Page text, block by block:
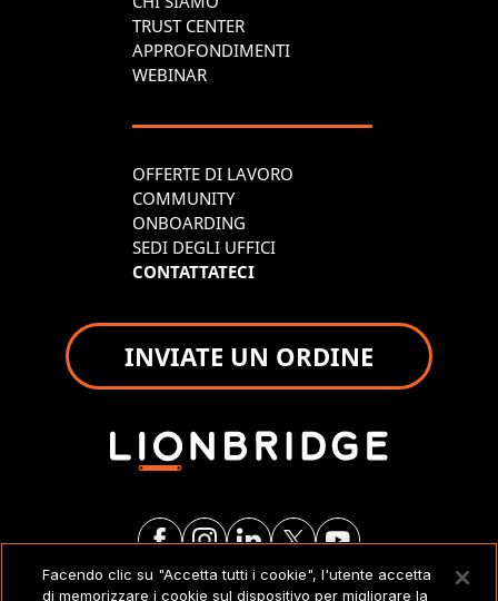
TRUST CENTER
APPROFONDIMENTI
WEBINAR
OFFERTE DI LAVORO
COMMUNITY
ONBOARDING
SEDI DEGLI UFFICI
CONTATTATECI
INVIATE UN ORDINE
Facendo clic su "Accetta tutti i cookie", l'utente accetta
di memorizzare i cookie sul dispositivo per migliorare la